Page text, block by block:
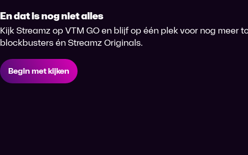
En dat is nog niet alles
Kijk Streamz op VTM GO en blijf op één plek voor nog meer
blockbusters én Streamz Originals.
Begin met kijken